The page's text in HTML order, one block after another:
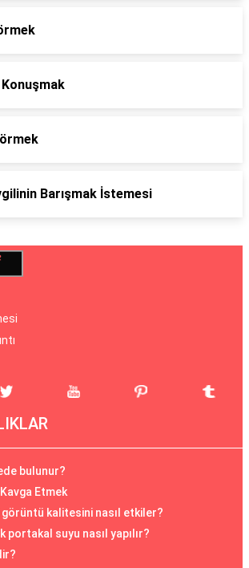
Barışmak İstemesi
bulunur?
Etmek
görüntü kalitesini nasıl etkiler?
portakal suyu nasıl yapılır?